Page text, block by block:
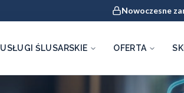
Nowoczesne
USŁUGI ŚLUSARSKIE OFERTA